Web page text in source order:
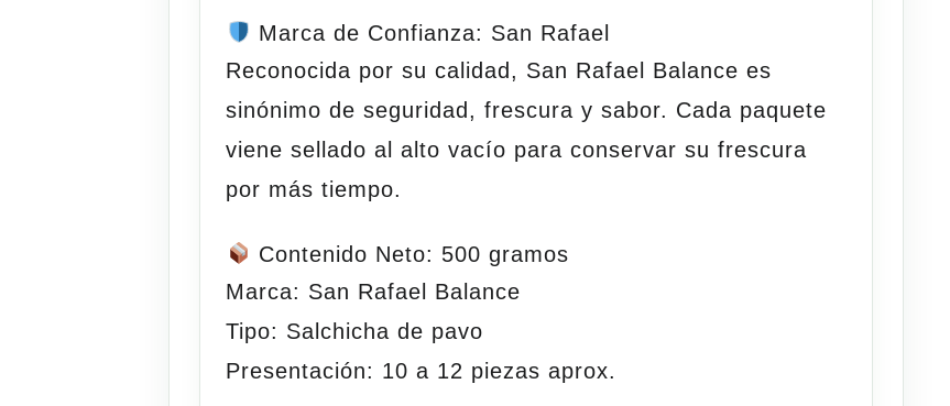
Marca de Confianza: San Rafael
Reconocida por su calidad, San Rafael Balance es
sinónimo de seguridad, frescura y sabor. Cada paquete
viene sellado al alto vacío para conservar su frescura
por más tiempo.
Contenido Neto: 500 gramos
Marca: San Rafael Balance
Tipo: Salchicha de pavo
Presentación: 10 a 12 piezasaprox.